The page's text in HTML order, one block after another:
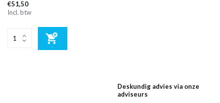
€51,50
Incl. btw
Deskundig advies via onze
adviseurs